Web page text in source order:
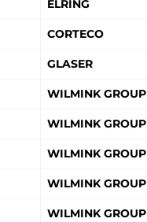
ELRING
CORTECO
GLASER
WILMINK GROUP
WILMINK GROUP
WILMINK GROUP
WILMINK GROUP
WILMINK GROUP